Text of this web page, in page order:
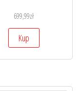
699,99zł
Kup